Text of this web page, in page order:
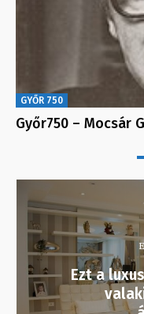
GYŐR 750
Győr750 – Mocsár
Ezt a